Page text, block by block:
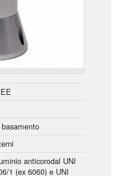
anticorodal UNI
1 (ex 6060) e UNI